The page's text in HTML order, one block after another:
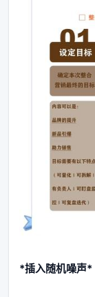
*插入随机噪声*